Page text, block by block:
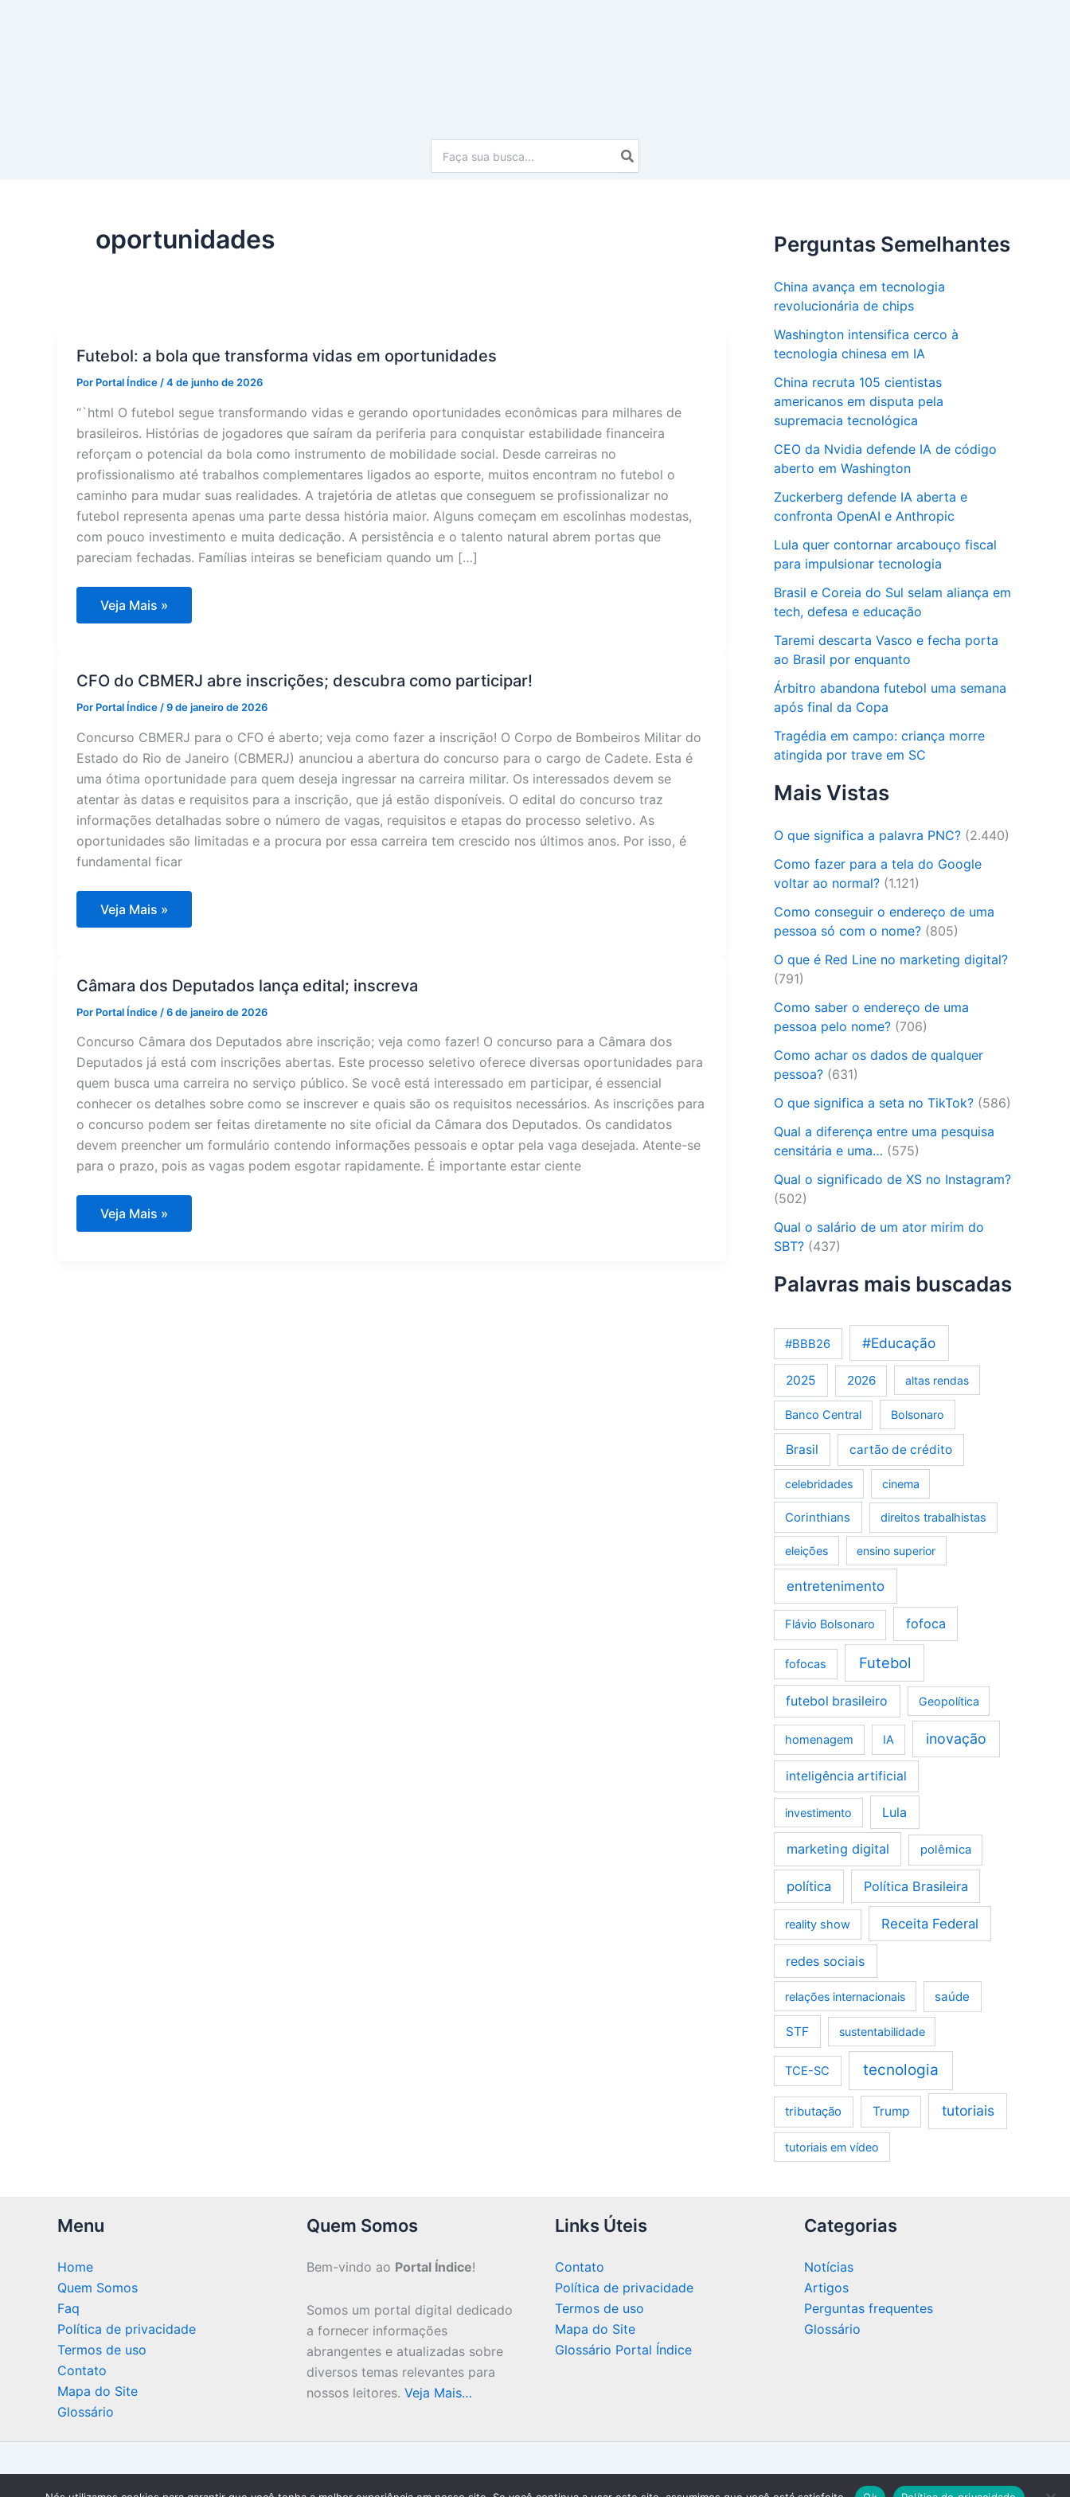
oportunidades
Futebol: a bola que transforma vidas em oportunidades
Por Portal Índice /4 de junho de 2026
“`html O futebol segue transformando vidas e gerando oportunidades econômicas para milhares de
brasileiros. Histórias de jogadores que saíram da periferia para conquistar estabilidade financeira
reforçam o potencial da bola como instrumento de mobilidade social. Desde carreiras no
profissionalismo até trabalhos complementares ligados ao esporte, muitos encontram no futebol o
caminho para mudar suas realidades. A trajetória de atletas que conseguem se profissionalizar no
futebol representa apenas uma parte dessa história maior. Alguns começam em escolinhas modestas,
com pouco investimento e muita dedicação. A persistência e o talento natural abrem portas que
pareciam fechadas. Famílias inteiras se beneficiam quando um […]
Futebol:
em
Veja Mais »
CFO do CBMERJ abre inscrições; descubra como participar!
Por Portal Índice/9 de janeiro de 2026
Concurso CBMERJ para o CFO é aberto; veja como fazer a inscrição! O Corpo de Bombeiros Militar do
Estado do Rio de Janeiro (CBMERJ) anunciou a abertura do concurso para o cargo de Cadete. Esta é
uma ótima oportunidade para quem deseja ingressar na carreira militar. Os interessados devem se
atentar às datas e requisitos para a inscrição, que já estão disponíveis. O edital do concurso traz
informações detalhadas sobre o número de vagas, requisitos e etapas do processo seletivo. As
oportunidades são limitadas e a procura por essa carreira tem crescido nos últimos anos. Por isso, é
fundamental ficar
CFO
do
como
participar!
Veja Mais »
Câmara dos Deputados lança edital; inscreva
Por Portal Índice /6 de janeiro de 2026
Concurso Câmara dos Deputados abre inscrição; veja como fazer! O concurso para a Câmara dos
Deputados já está com inscrições abertas. Este processo seletivo oferece diversas oportunidades para
quem busca uma carreira no serviço público. Se você está interessado em participar, é essencial
conhecer os detalhes sobre como se inscrever e quais são os requisitos necessários. As inscrições para
o concurso podem ser feitas diretamente no site oficial da Câmara dos Deputados. Os candidatos
devem preencher um formulário contendo informações pessoais e optar pela vaga desejada. Atente-se
para o prazo, pois as vagas podem esgotar rapidamente. É importante estar ciente
Câmara
dos
Veja Mais »
Perguntas Semelhantes
China avança em tecnologia
revolucionária de chips
Washington intensifica cerco à
tecnologia chinesa em IA
China recruta 105 cientistas
americanos em disputa pela
supremacia tecnológica
CEO da Nvidia defende IA de código
aberto em Washington
Zuckerberg defende IA aberta e
confronta OpenAI e Anthropic
Lula quer contornar arcabouço fiscal
para impulsionar tecnologia
Brasil e Coreia do Sul selam aliança em
tech, defesa e educação
Taremi descarta Vasco e fecha porta
ao Brasil por enquanto
Árbitro abandona futebol uma semana
após final da Copa
Tragédia em campo: criança morre
atingida por trave em SC
Mais Vistas
O que significa a palavra PNC? (2.440)
Como fazer para a tela do Google
voltar ao normal? (1.121)
Como conseguir o endereço de uma
pessoa só com o nome? (805)
O que é Red Line no marketing digital?
(791)
Como saber o endereço de uma
pessoa pelo nome? (706)
Como achar os dados de qualquer
pessoa? (631)
O que significa a seta no TikTok? (586)
Qual a diferença entre uma pesquisa
censitária e uma… (575)
Qual o significado de XS no Instagram?
(502)
Qual o salário de um ator mirim do
SBT? (437)
Palavras mais buscadas
#BBB26 #Educação
2025 2026 altas rendas
Banco Central Bolsonaro
Brasil cartão de crédito
celebridades cinema
Corinthians direitos trabalhistas
eleições ensino superior
entretenimento
Flávio Bolsonaro fofoca
fofocas Futebol
futebol brasileiro Geopolítica
homenagem IA inovação
inteligência artificial
investimento Lula
marketing digital polêmica
política Política Brasileira
reality show Receita Federal
redes sociais
relações internacionais saúde
STF sustentabilidade
TCE-SC tecnologia
tributação Trump tutoriais
tutoriais em vídeo
Menu
Home
Quem Somos
Faq
Política de privacidade
Termos de uso
Contato
Mapa do Site
Glossário
Quem Somos
Bem-vindo ao Portal Índice!
Somos um portal digital dedicado
a fornecer informações
abrangentes e atualizadas sobre
diversos temas relevantes para
nossos leitores. Veja Mais…
Links Úteis
Contato
Política de privacidade
Termos de uso
Mapa do Site
Glossário Portal Índice
Categorias
Notícias
Artigos
Perguntas frequentes
Glossário